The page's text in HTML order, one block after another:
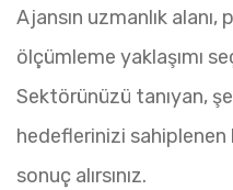
Ajansın uzmanlık
ölçümleme yaklaşımı
Sektörünüzü tanıyan,
hedeflerinizi
sonuç alırsınız.